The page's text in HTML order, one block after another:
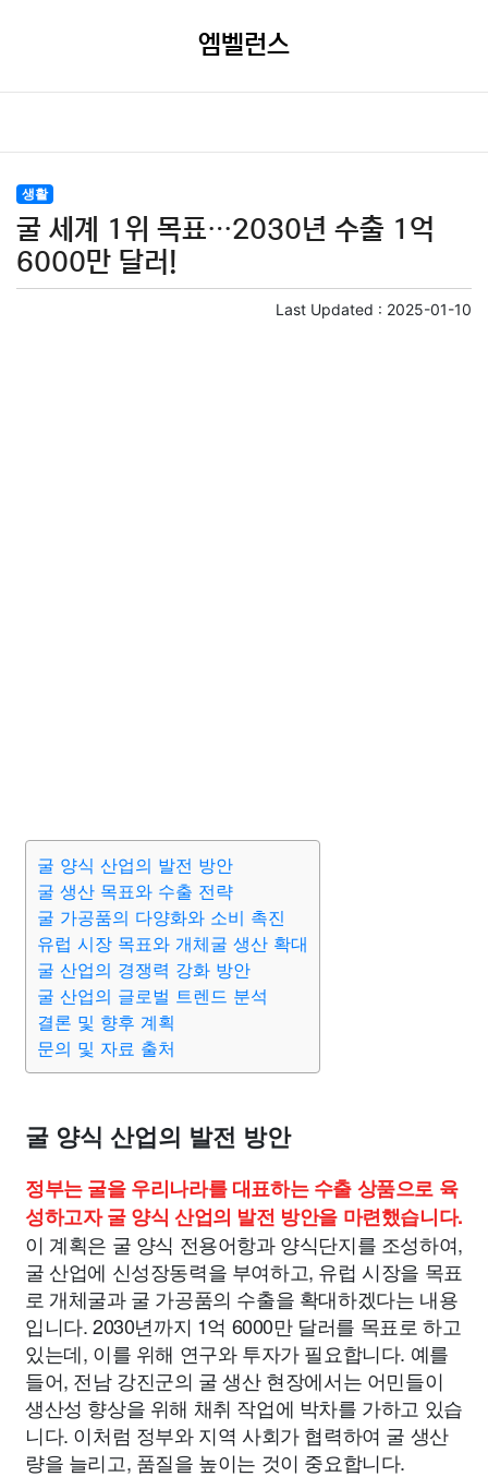
엠벨런스
생활
굴 세계 1위 목표…2030년 수출 1억
6000만 달러!
Last Updated : 2025-01-10
굴 양식 산업의 발전 방안
굴 생산 목표와 수출 전략
굴 가공품의 다양화와 소비 촉진
유럽 시장 목표와 개체굴 생산 확대
굴 산업의 경쟁력 강화 방안
굴 산업의 글로벌 트렌드 분석
결론 및 향후 계획
문의 및 자료 출처
굴 양식 산업의 발전 방안
정부는 굴을 우리나라를 대표하는 수출 상품으로 육
성하고자 굴 양식 산업의 발전 방안을 마련했습니다.
이 계획은 굴 양식 전용어항과 양식단지를 조성하여,
굴 산업에 신성장동력을 부여하고, 유럽 시장을 목표
로 개체굴과 굴 가공품의 수출을 확대하겠다는 내용
입니다. 2030년까지 1억 6000만 달러를 목표로 하고
있는데, 이를 위해 연구와 투자가 필요합니다. 예를
들어, 전남 강진군의 굴 생산 현장에서는 어민들이
생산성 향상을 위해 채취 작업에 박차를 가하고 있습
니다. 이처럼 정부와 지역 사회가 협력하여 굴 생산
량을 늘리고, 품질을 높이는 것이 중요합니다.